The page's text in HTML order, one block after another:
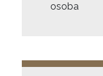
osoba